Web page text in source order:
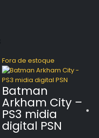
Fora de estoque
Batman
Arkham City –
PS3 midia
digital PSN